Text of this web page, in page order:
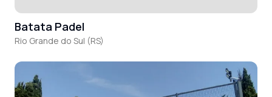
Batata Padel
Rio Grande do Sul (RS)